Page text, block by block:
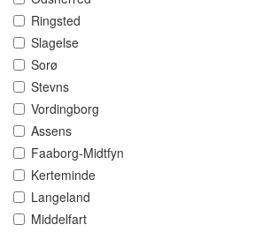
Ringsted
Slagelse
Sorø
Stevns
Vordingborg
Assens
Faaborg-Midtfyn
Kerteminde
Langeland
Middelfart